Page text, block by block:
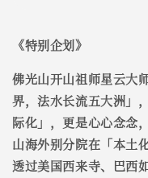
《特别企划》
佛光山开山祖师星云大
界，法水长流五大洲」
际化」，更是心心念念
山海外别分院在「本土
透过美国西来寺、巴西